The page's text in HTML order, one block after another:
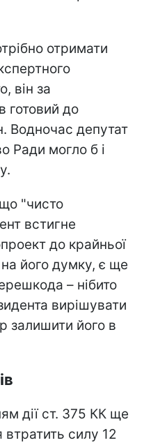
отримати
він за
готовий до
Водночас депутат
Ради могло б і
"чисто
встигне
до крайньої
його думку, є ще
– нібито
вирішувати
залишити його в
дії ст. 375 КК ще
силу 12